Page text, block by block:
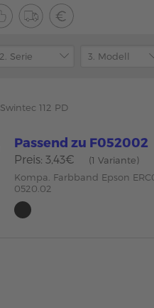
Swintec 112 PD
Passend zu F052002
Preis: 3,43€
(1 Variante)
Kompa. Farbband Epson
0520.02